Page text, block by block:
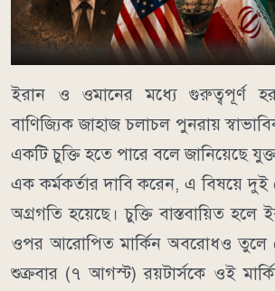
ইরান ও ওমানের মধ্যে গুরুত্বপূর্ণ
বাণিজ্যিক জাহাজ চলাচল পুনরায়
একটি চুক্তি হতে পারে বলে জানিয়েছে
এক কর্মকর্তার দাবি করেন, এ বিষয়ে দুই
অগ্রগতি হয়েছে। চুক্তি বাস্তবায়িত হলে
ওপর আরোপিত মার্কিন অবরোধও তুলে
শুক্রবার (৭ আগস্ট) রয়টার্সকে ওই